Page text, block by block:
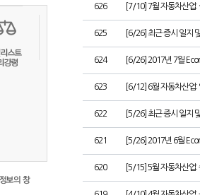
626 [7/10] 7월 자동차산업:
625 [6/26] 최근 증시 일지
624 [6/26] 2017년 7월
623 [6/12] 6월 자동차산업:
622 [5/26] 최근 증시 일지
621 [5/26] 2017년 6월
620 [5/15] 5월 자동차산업: